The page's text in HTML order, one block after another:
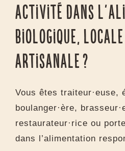
activité dans
biologique, locale
artisanale ?
Vous êtes traiteur·euse,
boulanger·ère,
restaurateur·rice ou
dans l’alimentation